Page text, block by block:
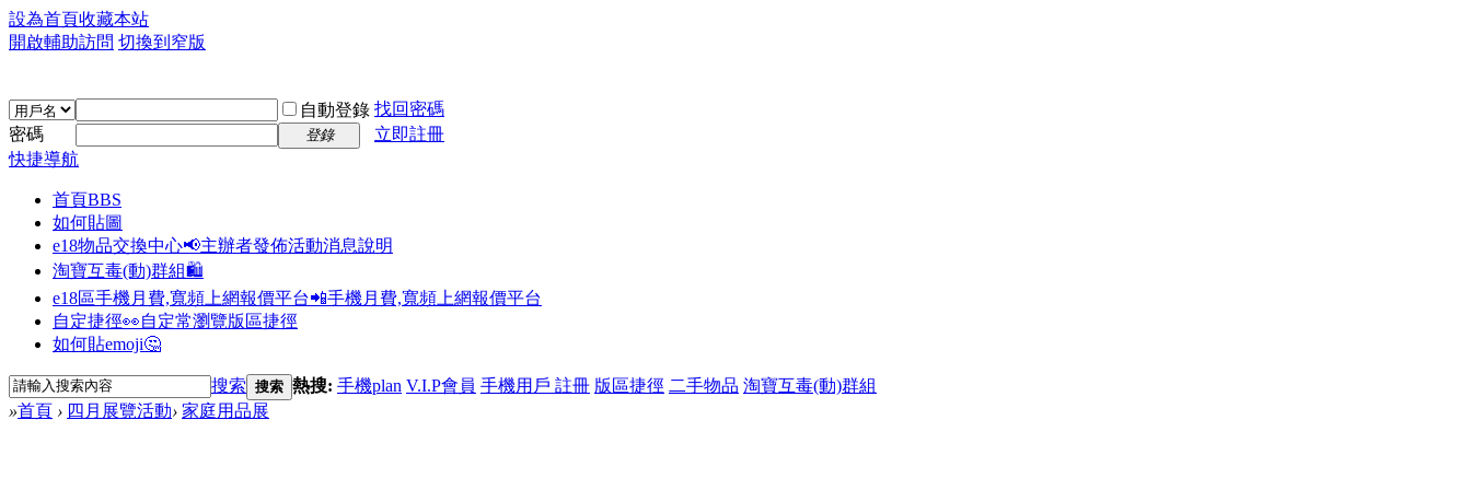
設為首頁收藏本站
開啟輔助訪問 切換到窄版
自動登錄 找回密碼
密碼
登錄
立即註冊
快捷導航
首頁BBS
如何貼圖
e18物品交換中心📢主辦者發佈活動消息說明
淘寶互毒(動)群組🛍️
e18區手機月費,寬頻上網報價平台📲手機月費,寬頻上網報價平台
自定捷徑👀自定常瀏覽版區捷徑
如何貼emoji🤔
搜索 搜索 熱搜: 手機plan V.I.P會員 手機用戶 註冊 版區捷徑 二手物品 淘寶互毒(動)群組
»首頁 › 四月展覽活動› 家庭用品展